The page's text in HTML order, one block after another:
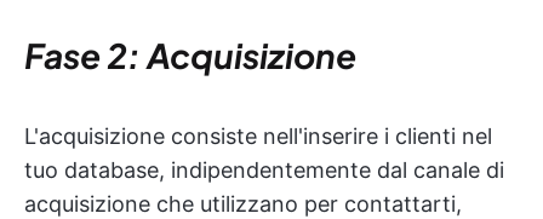
Fase 2: Acquisizione
L'acquisizione consiste nell'inserire i clienti nel
tuo database, indipendentemente dal canale di
acquisizione che utilizzano per contattarti,